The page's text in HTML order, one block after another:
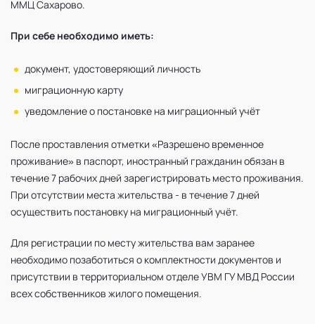
ММЦ Сахарово.
При себе необходимо иметь:
документ, удостоверяющий личность
миграционную карту
уведомление о постановке на миграционный учёт
После проставления отметки «Разрешено временное
проживание» в паспорт, иностранный гражданин обязан в
течение 7 рабочих дней зарегистрировать место проживания.
При отсутствии места жительства - в течение 7 дней
осуществить постановку на миграционный учёт.
Для регистрации по месту жительства вам заранее
необходимо позаботиться о комплектности документов и
присутствии в территориальном отделе УВМ ГУ МВД России
всех собственников жилого помещения.